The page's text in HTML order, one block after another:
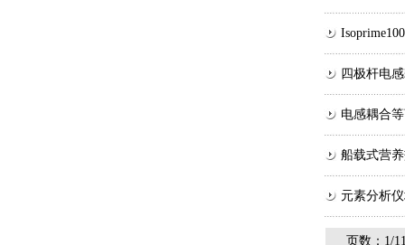
四极杆电
电感耦合
船载式营
元素分析
页数：1/